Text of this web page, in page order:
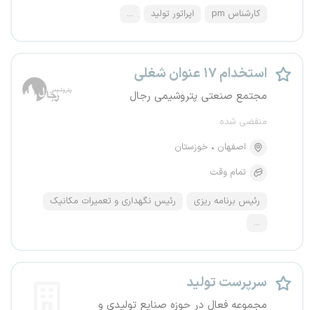
کارشناس pm اپراتور تولید ...
استخدام ۱۷ عنوان شغلی
مجتمع صنعتی پتروشیمی رجال
منقضی شده
اصفهان
خوزستان
تمام وقت
رئیس برنامه ریزی
رئیس نگهداری و تعمیرات مکانیک
...
سرپرست تولید
مجموعه فعال در حوزه صنایع تولیدی و